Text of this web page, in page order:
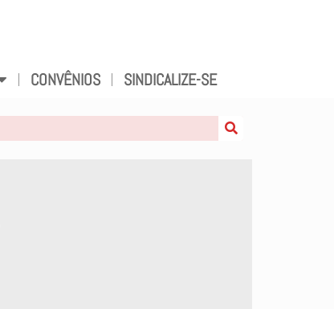
CONVÊNIOS SINDICALIZE-SE